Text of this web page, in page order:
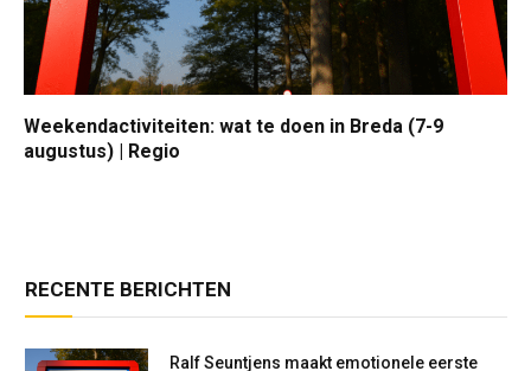
Weekendactiviteiten: wat te doen in Breda (7-9
augustus) | Regio
RECENTE BERICHTEN
Ralf Seuntjens maakt emotionele eerste